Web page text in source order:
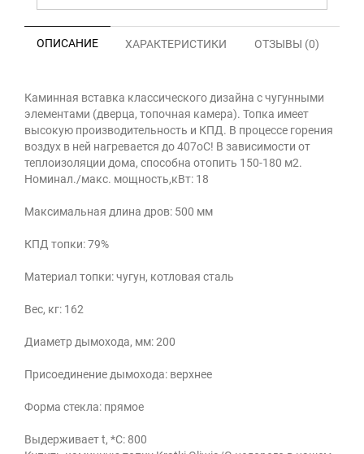
ОПИСАНИЕ ХАРАКТЕРИСТИКИ ОТЗЫВЫ (0)
Каминная вставка классического дизайна с чугунными
элементами (дверца, топочная камера). Топка имеет
высокую производительность и КПД. В процессе горения
воздух в ней нагревается до 407оС! В зависимости от
теплоизоляции дома, способна отопить 150-180 м2.
Номинал./макс. мощность,кВт: 18
Максимальная длина дров: 500 мм
КПД топки: 79%
Материал топки: чугун, котловая сталь
Вес, кг: 162
Диаметр дымохода, мм: 200
Присоединение дымохода: верхнее
Форма стекла: прямое
Выдерживает t, *С: 800